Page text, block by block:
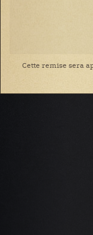
Cette remise sera